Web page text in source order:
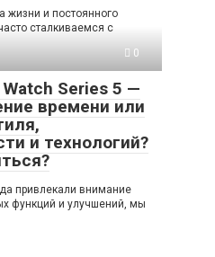
жизни и постоянного
сталкиваемся с
0
Series 5 —
времени или
и технологий?
привлекали внимание
функций и улучшений, мы